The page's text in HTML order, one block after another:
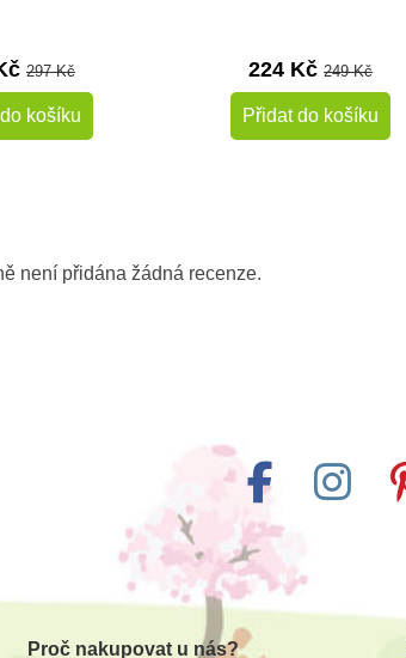
297 Kč
košíku
224 Kč249 Kč
Přidat do košíku
není přidána žádná recenze.
Proč nakupovat u nás?